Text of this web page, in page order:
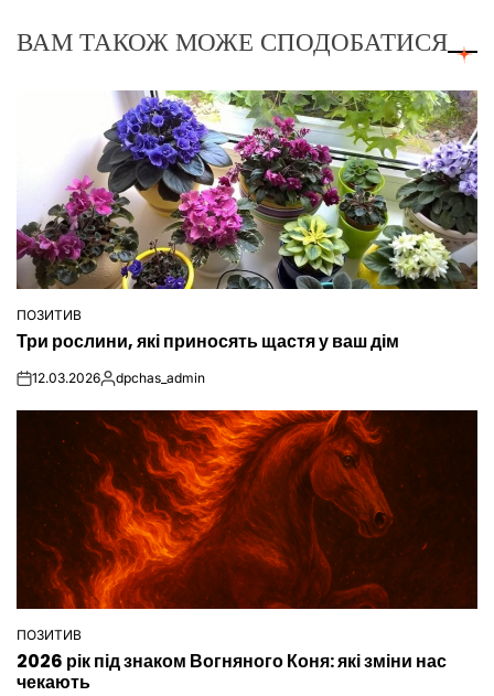
ВАМ ТАКОЖ МОЖЕ СПОДОБАТИСЯ
ОПУБЛІКУВАТИ
ПОЗИТИВ
Три рослини, які приносять щастя у ваш дім
on12.03.2026Опубліковано
dpchas_admin
ОПУБЛІКУВАТИ
У
ПОЗИТИВ
2026 рік під знаком Вогняного Коня: які зміни нас
чекають